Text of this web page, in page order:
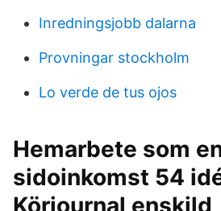
Inredningsjobb dalarna
Provningar stockholm
Lo verde de tus ojos
Hemarbete som
sidoinkomst 54
Körjournal enskild